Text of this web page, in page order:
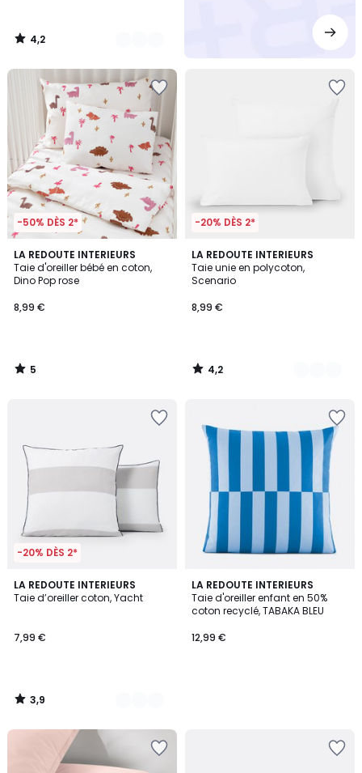
4,2
/
-50% DÈS 2*
LA REDOUTE INTERIEURS
Taie d'oreiller bébé en coton,
Dino Pop rose
8,99 €
5
/
5
5
/
-20% DÈS 2*
LA REDOUTE INTERIEURS
Taie unie en polycoton,
Scenario
8,99 €
4,2
/ 5
12
Couleurs
4,2
/
-20% DÈS 2*
LA REDOUTE INTERIEURS
Taie d’oreiller coton, Yacht
7,99 €
3,9
/ 5
2
Couleurs
3,9
/
LA REDOUTE INTERIEURS
Taie d'oreiller enfant en 50%
coton recyclé, TABAKA BLEU
12,99 €